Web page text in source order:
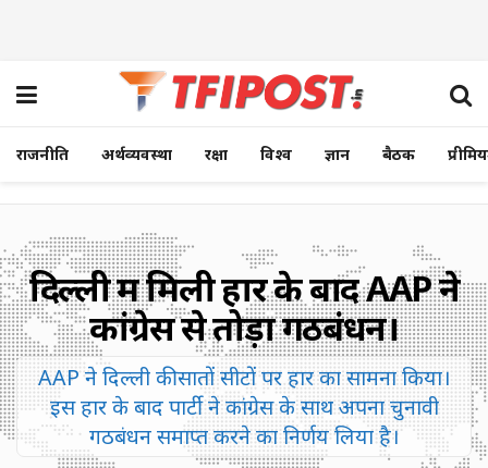
राजनीति अर्थव्यवस्था रक्षा विश्व ज्ञान बैठक
दिल्ली में मिली हार के बाद AAP ने
कांग्रेस से तोड़ा गठबंधन।
AAP ने दिल्ली की सातों सीटों पर हार का सामना किया।
इस हार के बाद पार्टी ने कांग्रेस के साथ अपना चुनावी
गठबंधन समाप्त करने का निर्णय लिया है।